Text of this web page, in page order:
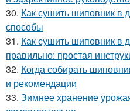
30. Как сушить шиповник в
способы
31. Как сушить шиповник в
правильно: простая
32. Когда собирать
и рекомендации
33. Зимнее хранение